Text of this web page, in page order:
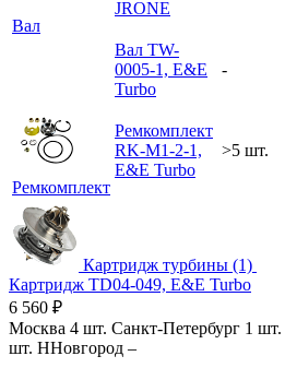
Вал
JRONE
Вал TW-
0005-1, E&E
Turbo
-
Ремкомплект
Ремкомплект
RK-M1-2-1,
E&E Turbo
>5 шт.
Картридж турбины (1)
Картридж TD04-049, E&E Turbo
6 560 ₽
Москва 4 шт. Санкт-Петербург 1 шт.
шт. ННовгород –